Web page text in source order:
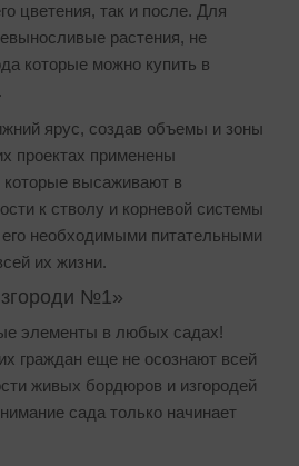
цветения, так и после. Для
растения, не
которые можно купить в
ярус, создав объемы и зоны
проектах применены
высаживают в
к стволу и корневой системы
необходимыми питательными
их жизни.
№1»
элементы в любых садах!
граждан еще не осознают всей
живых бордюров и изгородей
сада только начинает